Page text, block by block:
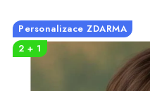
PRO PÁRY
VLASTNÍ MOTIV
Personalizace ZDARMA
2 + 1